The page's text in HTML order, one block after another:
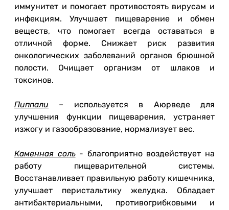
иммунитет и помогает противостоять вирусам и
инфекциям. Улучшает пищеварение и обмен
веществ, что помогает всегда оставаться в
отличной форме. Снижает риск развития
онкологических заболеваний органов брюшной
полости. Очищает организм от шлаков и
токсинов.
Пиппали
– используется в Аюрведе для
улучшения функции пищеварения, устраняет
изжогу и газообразование, нормализует вес.
Каменная соль- благоприятно воздействует на
работу пищеварительной системы.
Восстанавливает правильную работу кишечника,
улучшает перистальтику желудка. Обладает
антибактериальными, противогрибковыми и